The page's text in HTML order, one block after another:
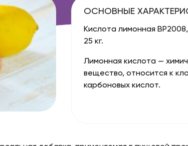
ОСНОВНЫЕ
Кислота лимонная
25 кг.
Лимонная кислота —
вещество, относится к
карбоновых кислот.